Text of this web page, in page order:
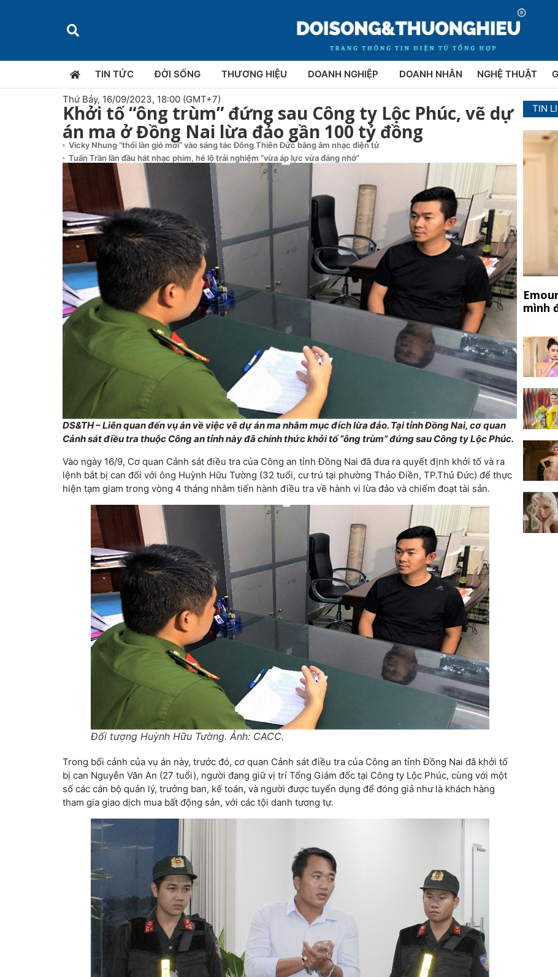
TIN TỨC ĐỜI SỐNG THƯƠNG HIỆU DOANH NGHIỆP DOANH NHÂN NGHỆ THUẬT
Thứ Bảy, 16/09/2023, 18:00 (GMT+7)
Khởi tố “ông trùm” đứng sau Công ty Lộc Phúc, vẽ dự
án ma ở Đồng Nai lừa đảo gần 100 tỷ đồng
Vicky Nhung “thổi làn gió mới” vào sáng tác Đông Thiên Đức bằng âm nhạc điện tử
Tuấn Trần lần đầu hát nhạc phim, hé lộ trải nghiệm “vừa áp lực vừa đáng nhớ”
DS&TH – Liên quan đến vụ án về việc vẽ dự án ma nhằm mục đích lừa đảo. Tại tỉnh Đồng Nai, cơ quan
Cảnh sát điều tra thuộc Công an tỉnh này đã chính thức khởi tố “ông trùm” đứng sau Công ty Lộc Phúc.
Vào ngày 16/9, Cơ quan Cảnh sát điều tra của Công an tỉnh Đồng Nai đã đưa ra quyết định khởi tố và ra
lệnh bắt bị can đối với ông Huỳnh Hữu Tường (32 tuổi, cư trú tại phường Thảo Điền, TP.Thủ Đức) để thực
hiện tạm giam trong vòng 4 tháng nhằm tiến hành điều tra về hành vi lừa đảo và chiếm đoạt tài sản.
Đối tượng Huỳnh Hữu Tường. Ảnh: CACC.
Trong bối cảnh của vụ án này, trước đó, cơ quan Cảnh sát điều tra của Công an tỉnh Đồng Nai đã khởi tố
bị can Nguyễn Văn An (27 tuổi), người đang giữ vị trí Tổng Giám đốc tại Công ty Lộc Phúc, cùng với một
số các cán bộ quản lý, trưởng ban, kế toán, và người được tuyển dụng để đóng giả như là khách hàng
tham gia giao dịch mua bất động sản, với các tội danh tương tự.
TIN
mình